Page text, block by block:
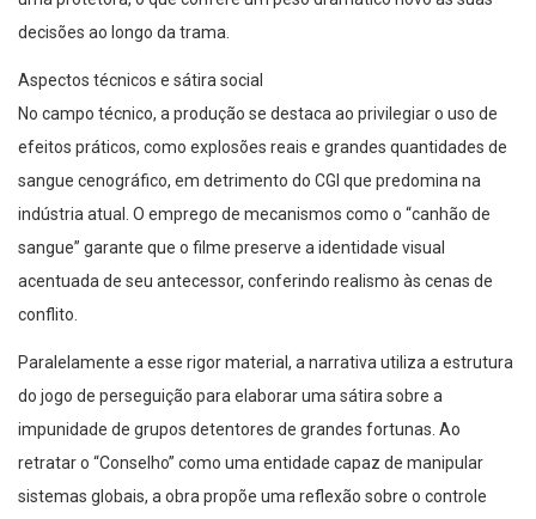
decisões ao longo da trama.
Aspectos técnicos e sátira social
No campo técnico, a produção se destaca ao privilegiar o uso de
efeitos práticos, como explosões reais e grandes quantidades de
sangue cenográfico, em detrimento do CGI que predomina na
indústria atual. O emprego de mecanismos como o “canhão de
sangue” garante que o filme preserve a identidade visual
acentuada de seu antecessor, conferindo realismo às cenas de
conflito.
Paralelamente a esse rigor material, a narrativa utiliza a estrutura
do jogo de perseguição para elaborar uma sátira sobre a
impunidade de grupos detentores de grandes fortunas. Ao
retratar o “Conselho” como uma entidade capaz de manipular
sistemas globais, a obra propõe uma reflexão sobre o controle